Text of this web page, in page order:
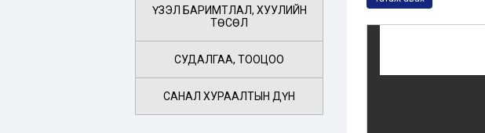
ҮЗЭЛ БАРИМТЛАЛ, ХУУЛИЙН
ТӨСӨЛ
СУДАЛГАА, ТООЦОО
САНАЛ ХУРААЛТЫН ДҮН